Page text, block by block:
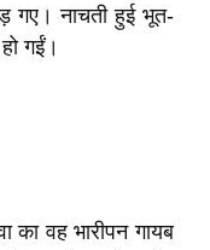
नाचती हुई भूत-
गईं।​
वह भारीपन गायब